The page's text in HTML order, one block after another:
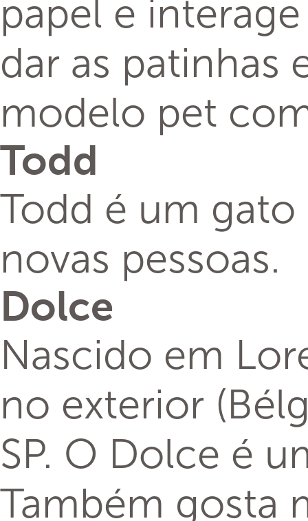
papel e
dar as patinhas
modelo pet
Todd
Todd é um
novas pessoas.
Dolce
Nascido em
no exterior
SP. O Dolce é
Também gosta